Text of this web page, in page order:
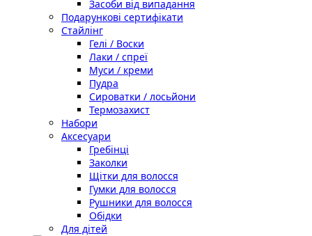
Засоби від випадання
Подарункові сертифікати
Стайлінг
Гелі / Воски
Лаки / спреї
Муси / креми
Пудра
Сироватки / лосьйони
Термозахист
Набори
Аксесуари
Гребінці
Заколки
Щітки для волосся
Гумки для волосся
Рушники для волосся
Обідки
Для дітей